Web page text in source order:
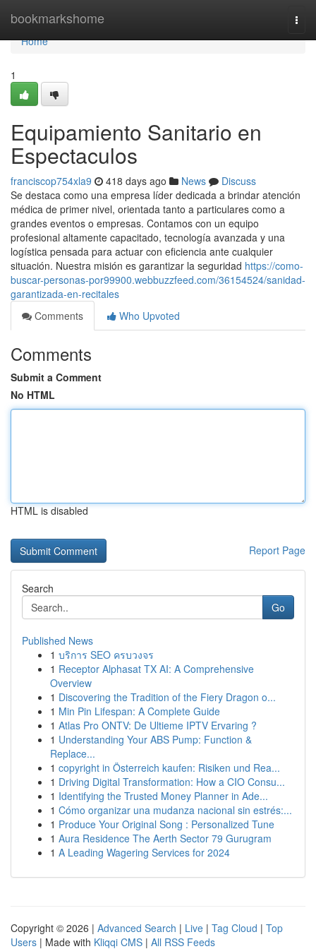
bookmarkshome
Home
Home
1
Equipamiento Sanitario en
Espectaculos
franciscop754xla9 418 days ago News
Discuss
Se destaca como una empresa líder dedicada a brindar atención
médica de primer nivel, orientada tanto a particulares como a
grandes eventos o empresas. Contamos con un equipo
profesional altamente capacitado, tecnología avanzada y una
logística pensada para actuar con eficiencia ante cualquier
situación. Nuestra misión es garantizar la seguridad https://como-
buscar-personas-por99900.webbuzzfeed.com/36154524/sanidad-
garantizada-en-recitales
Comments
Who Upvoted
Comments
Submit a Comment
No HTML
HTML is disabled
Report Page
Search
Go
Published News
1 บริการ SEO ครบวงจร
1 Receptor Alphasat TX AI: A Comprehensive
Overview
1 Discovering the Tradition of the Fiery Dragon o...
1 Min Pin Lifespan: A Complete Guide
1 Atlas Pro ONTV: De Ultieme IPTV Ervaring ?
1 Understanding Your ABS Pump: Function &
Replace...
1 copyright in Österreich kaufen: Risiken und Rea...
1 Driving Digital Transformation: How a CIO Consu...
1 Identifying the Trusted Money Planner in Ade...
1 Cómo organizar una mudanza nacional sin estrés:...
1 Produce Your Original Song : Personalized Tune
1 Aura Residence The Aerth Sector 79 Gurugram
1 A Leading Wagering Services for 2024
Copyright © 2026 | Advanced Search | Live | Tag Cloud | Top
Users | Made with Kliqqi CMS | All RSS Feeds